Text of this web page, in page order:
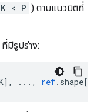
K < P ) ตามแนวมิติที่
ที่มีรูปร่าง:
] , ..., ref. shape[